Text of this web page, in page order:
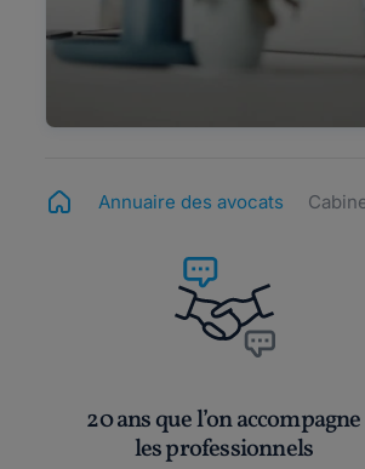
Annuaire des avocats
20 ans que l’on accompagne
les professionnels